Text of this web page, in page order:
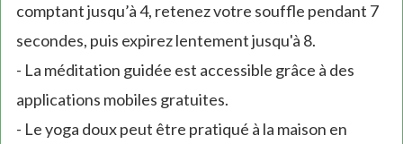
comptant jusqu’à 4, retenez votre souffle pendant 7
secondes, puis expirez lentement jusqu'à 8.
- La méditation guidée est accessible grâce à des
applications mobiles gratuites.
- Le yoga doux peut être pratiqué à la maison en